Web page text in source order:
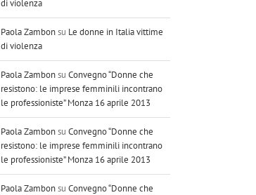
di violenza
Paola Zambonsu Le donne in Italia vittime
di violenza
Paola Zambonsu Convegno “Donne che
resistono: le imprese femminili incontrano
le professioniste” Monza 16 aprile 2013
Paola Zambonsu Convegno “Donne che
resistono: le imprese femminili incontrano
le professioniste” Monza 16 aprile 2013
Paola Zambonsu Convegno “Donne che